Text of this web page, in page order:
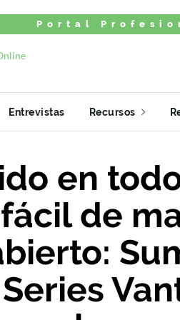
Portal
Entrevistas Recursos
en
de